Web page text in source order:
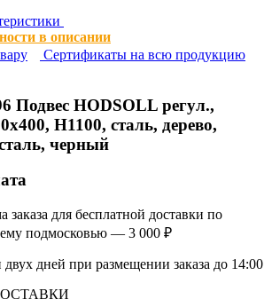
в описании
Сертификаты на всю продукцию
Подвес HODSOLL регул.,
H1100, сталь, дерево,
черный
для бесплатной доставки по
подмосковью — 3 000 ₽
двух дней при размещении заказа до 14:00